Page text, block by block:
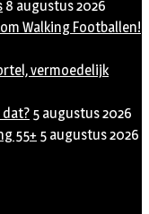
8 augustus 2026
Walking Footballen!
vermoedelijk
dat? 5 augustus 2026
55+ 5 augustus 2026